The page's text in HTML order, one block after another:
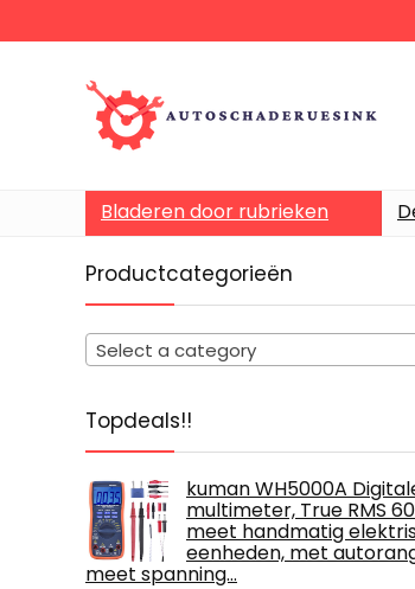
Bladeren door rubrieken
Productcategorieën
Select a category
Topdeals!!
kuman WH5000A
multimeter, True RMS
meet handmatig
eenheden, met
meet spanning…